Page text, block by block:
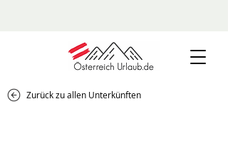
Zurück zu allen Unterkünften